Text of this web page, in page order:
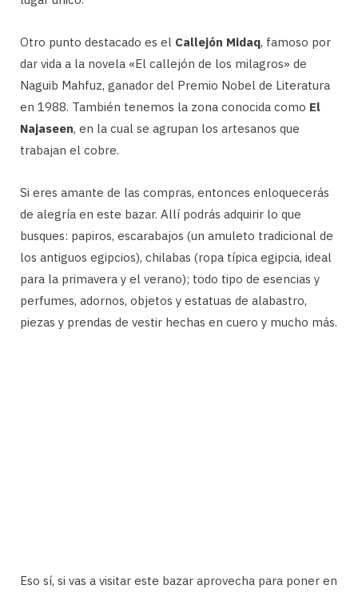
Otro punto destacado es el Callejón Midaq, famoso por
dar vida a la novela «El callejón de los milagros» de
Naguib Mahfuz, ganador del Premio Nobel de Literatura
en 1988. También tenemos la zona conocida como El
Najaseen, en la cual se agrupan los artesanos que
trabajan el cobre.
Si eres amante de las compras, entonces enloquecerás
de alegría en este bazar. Allí podrás adquirir lo que
busques: papiros, escarabajos (un amuleto tradicional de
los antiguos egipcios), chilabas (ropa típica egipcia, ideal
para la primavera y el verano); todo tipo de esencias y
perfumes, adornos, objetos y estatuas de alabastro,
piezas y prendas de vestir hechas en cuero y mucho más.
Eso sí, si vas a visitar este bazar aprovecha para poner en